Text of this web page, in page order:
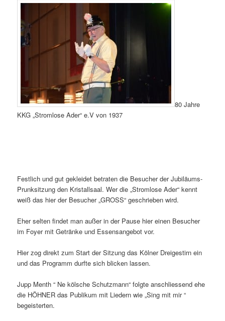
80 Jahre
KKG „Stromlose Ader“ e.V von 1937
Festlich und gut gekleidet betraten die Besucher der Jubiläums-
Prunksitzung den Kristallsaal. Wer die „Stromlose Ader“ kennt
weiß das hier der Besucher „GROSS“ geschrieben wird.
Eher selten findet man außer in der Pause hier einen Besucher
im Foyer mit Getränke und Essensangebot vor.
Hier zog direkt zum Start der Sitzung das Kölner Dreigestirn ein
und das Programm durfte sich blicken lassen.
Jupp Menth “ Ne kölsche Schutzmann“ folgte anschliessend ehe
die HÖHNER das Publikum mit Liedern wie „Sing mit mir “
begeisterten.